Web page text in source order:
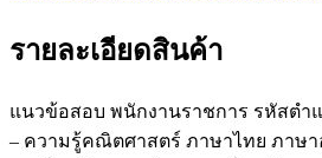
รายละเอียดสินค้า
แนวข้อสอบ พนักงานราชการ รหัสตำ
– ความรู้คณิตศาสตร์ ภาษาไทย ภาษ